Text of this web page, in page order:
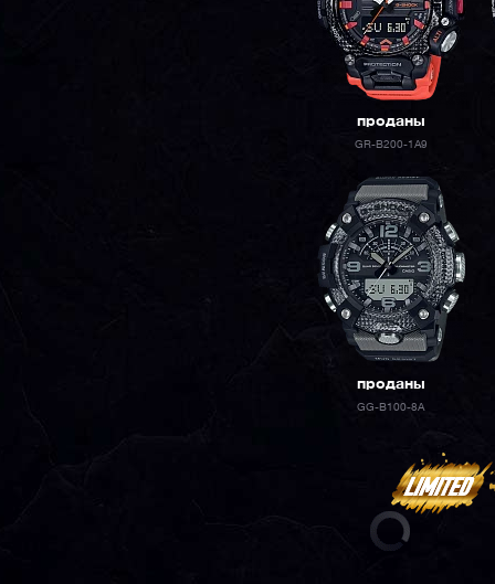
проданы
GR-B200-1A9
проданы
GG-B100-8A